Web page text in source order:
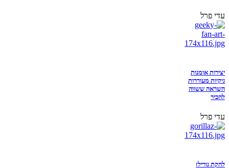
עדי פרל
יצירות אומנות
גיקיות מעוררות
השראה ששווה
להכיר
עדי פרל
להקת גורילז